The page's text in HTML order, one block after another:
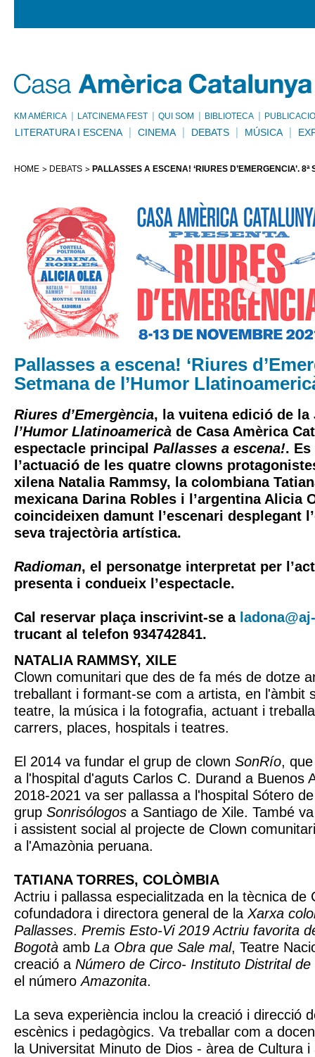
KM AMÈRICA LATCINEMA FEST QUI SOM BIBLIOTECA
LITERATURA I ESCENA CINEMA DEBATS MÚSICA
HOME DEBATS PALLASSES A ESCENA! ‘RIURES D’EMERGÈNCIA’.
Pallasses a escena! ‘Riures
Setmana de l’Humor
Riures d’Emergència, la vuitena edició de la
l’Humor Llatinoamericà de Casa Amèrica
espectacle principal Pallasses a escena!. Es
l’actuació de les quatre clowns
xilena Natalia Rammsy, la colombiana
mexicana Darina Robles i l’argentina Alicia
coincideixen damunt l’escenari desplegant
seva trajectòria artística.
Radioman, el personatge interpretat per
presenta i condueix l’espectacle.
Cal reservar plaça inscrivint-se a
trucant al telefon 934742841.
NATALIA RAMMSY, XILE
Clown comunitari que des de fa més de dotze
treballant i formant-se com a artista, en l'àmbit
teatre, la música i la fotografia, actuant i
carrers, places, hospitals i teatres.
El 2014 va fundar el grup de clown SonRío,
a l'hospital d'aguts Carlos C. Durand a Buenos
2018-2021 va ser pallassa a l'hospital Sótero
grup Sonrisólogos a Santiago de Xile. També
i assistent social al projecte de Clown
a l'Amazònia peruana.
TATIANA TORRES, COLÒMBIA
Actriu i pallassa especialitzada en la tècnica de
cofundadora i directora general de la Xarxa
Pallasses. Premis Esto-Vi 2019 Actriu favorita
Bogotà amb La Obra que Sale mal, Teatre
creació a Número de Circo- Instituto Distrital de
el númeroAmazonita.
La seva experiència inclou la creació i direcció
escènics i pedagògics. Va treballar com a
la Universitat Minuto de Dios - àrea de Cultura